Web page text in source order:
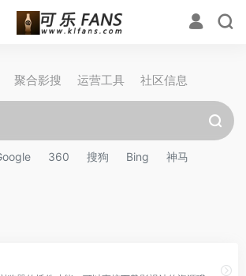
聚合影搜 运营工具 社区信息
360 搜狗 Bing 神马